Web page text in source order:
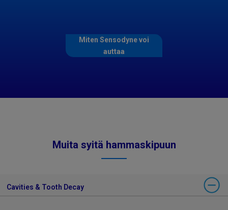
Miten Sensodyne voi
auttaa
Muita syitä hammaskipuun
Cavities & Tooth Decay